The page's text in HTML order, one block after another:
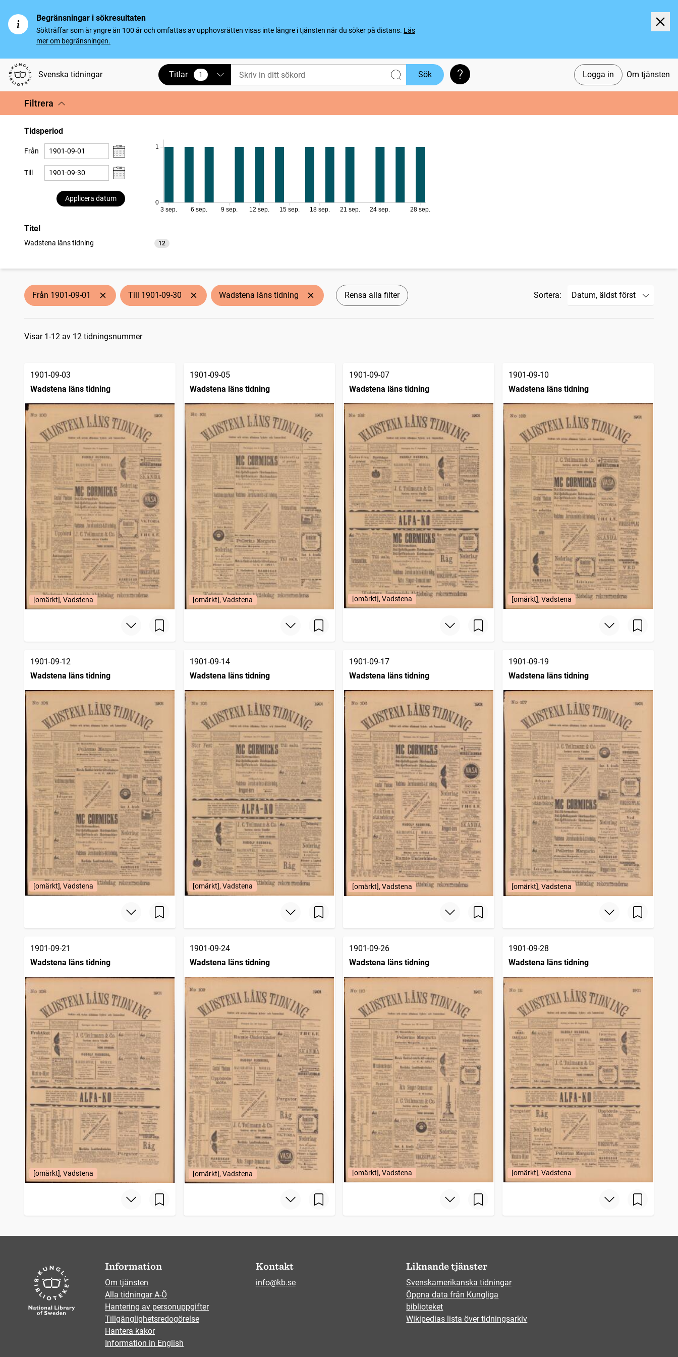
Begränsningar i sökresultaten
Sökträffar som är yngre än 100 år och omfattas av upphovsrätten visas inte längre i tjänsten när du söker på distans. Läs
mer om begränsningen.
Svenska tidningar Logga in Om tjänsten
Titlar 1
vald Sök Söktips
Filtrera
Tidsperiod
Från
Till
Applicera datum
0
1
3 sep. 6 sep. 9 sep. 12 sep. 15 sep. 18 sep. 21 sep. 24 sep. 28 sep.
Titel
Wadstena läns tidning 12
träffar
Från 1901-09-01 Till 1901-09-30 Wadstena läns tidning Rensa alla filter Sortera:
Sökresultat
Visar 1-12 av 12 tidningsnummer
1901-09-03
Wadstena läns tidning
[omärkt], Vadstena
1901-09-05
Wadstena läns tidning
[omärkt], Vadstena
1901-09-07
Wadstena läns tidning
[omärkt], Vadstena
1901-09-10
Wadstena läns tidning
[omärkt], Vadstena
1901-09-12
Wadstena läns tidning
[omärkt], Vadstena
1901-09-14
Wadstena läns tidning
[omärkt], Vadstena
1901-09-17
Wadstena läns tidning
[omärkt], Vadstena
1901-09-19
Wadstena läns tidning
[omärkt], Vadstena
1901-09-21
Wadstena läns tidning
[omärkt], Vadstena
1901-09-24
Wadstena läns tidning
[omärkt], Vadstena
1901-09-26
Wadstena läns tidning
[omärkt], Vadstena
1901-09-28
Wadstena läns tidning
[omärkt], Vadstena
Information
Om tjänsten
Alla tidningar A-Ö
Hantering av personuppgifter
Tillgänglighetsredogörelse
Hantera kakor
Information in English
Kontakt
info@kb.se
Liknande tjänster
Svenskamerikanska tidningar
Öppna data från Kungliga
biblioteket
Wikipedias lista över tidningsarkiv